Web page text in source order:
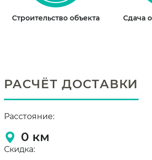
Строительство объекта
Сдача
РАСЧЁТ ДОСТАВКИ
Расстояние:
0 км
Скидка: